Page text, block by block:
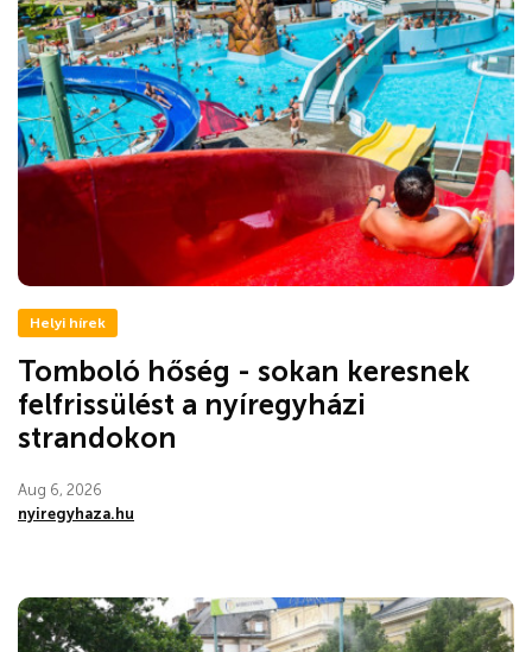
Helyi hírek
Tomboló hőség - sokan keresnek
felfrissülést a nyíregyházi
strandokon
Aug 6, 2026
nyiregyhaza.hu